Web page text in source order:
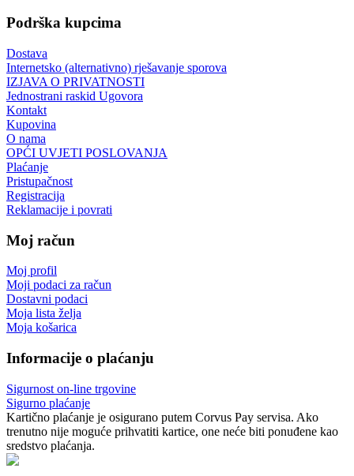
Podrška kupcima
Dostava
Internetsko (alternativno) rješavanje sporova
IZJAVA O PRIVATNOSTI
Jednostrani raskid Ugovora
Kontakt
Kupovina
O nama
OPĆI UVJETI POSLOVANJA
Plaćanje
Pristupačnost
Registracija
Reklamacije i povrati
Moj račun
Moj profil
Moji podaci za račun
Dostavni podaci
Moja lista želja
Moja košarica
Informacije o plaćanju
Sigurnost on-line trgovine
Sigurno plaćanje
Kartično plaćanje je osigurano putem Corvus Pay servisa. Ako
trenutno nije moguće prihvatiti kartice, one neće biti ponuđene kao
sredstvo plaćanja.